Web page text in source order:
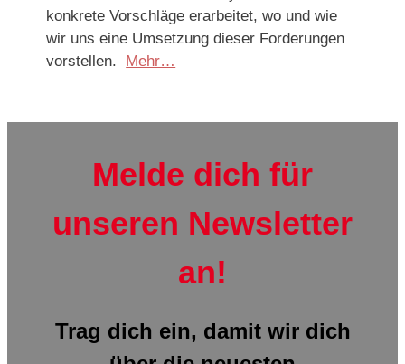
konkrete Vorschläge erarbeitet, wo und wie
wir uns eine Umsetzung dieser Forderungen
vorstellen.
Mehr…
Melde dich für
unseren Newsletter
an!
Trag dich ein, damit wir dich